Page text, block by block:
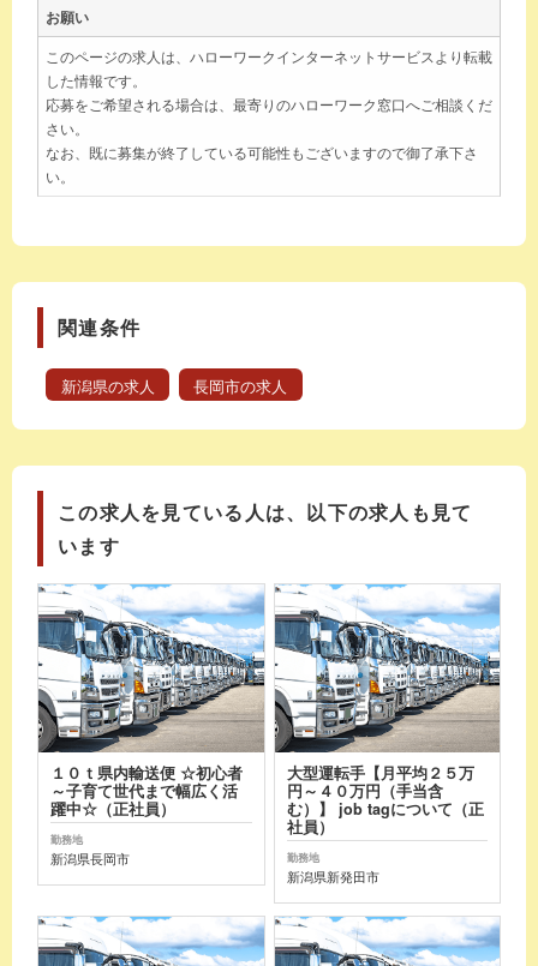
お願い
このページの求人は、ハローワークインターネットサービスより転載
した情報です。
応募をご希望される場合は、最寄りのハローワーク窓口へご相談くだ
さい。
なお、既に募集が終了している可能性もございますので御了承下さ
い。
関連条件
新潟県の求人 長岡市の求人
この求人を見ている人は、以下の求人も見て
います
１０ｔ県内輸送便 ☆初心者
～子育て世代まで幅広く活
躍中☆（正社員）
勤務地
新潟県長岡市
大型運転手【月平均２５万
円～４０万円（手当含
む）】 job tagについて（正
社員）
勤務地
新潟県新発田市